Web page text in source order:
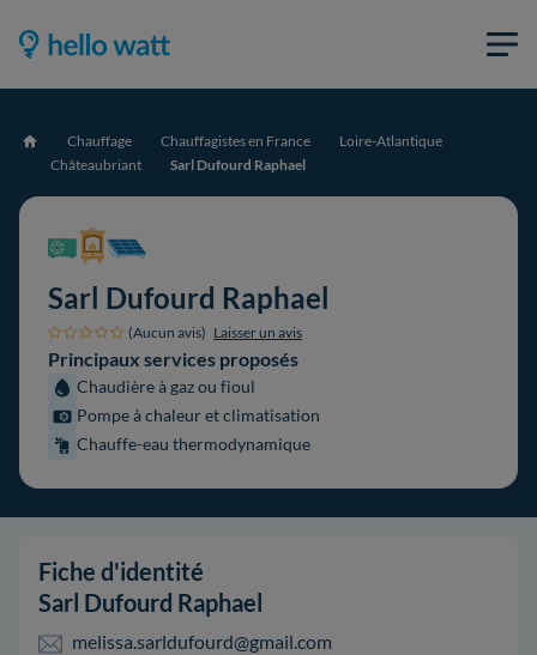
Accueil Chauffage Chauffagistes en France
Loire-Atlantique
Châteaubriant
Sarl Dufourd Raphael
Sarl Dufourd Raphael
(Aucun avis) Laisser un avis
Principaux services proposés
Chaudière à gaz ou fioul
Pompe à chaleur et climatisation
Chauffe-eau thermodynamique
Fiche d'identité
Sarl Dufourd Raphael
melissa.sarldufourd@gmail.com